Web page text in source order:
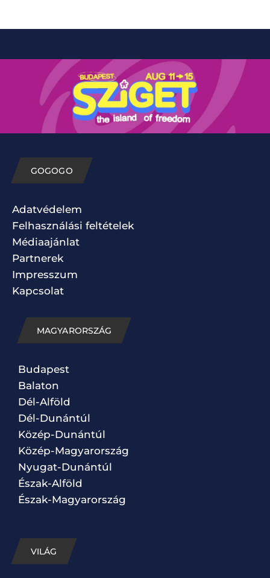
GOGOGO
Adatvédelem
Felhasználási feltételek
Médiaajánlat
Partnerek
Impresszum
Kapcsolat
MAGYARORSZÁG
Budapest
Balaton
Dél-Alföld
Dél-Dunántúl
Közép-Dunántúl
Közép-Magyarország
Nyugat-Dunántúl
Észak-Alföld
Észak-Magyarország
VILÁG